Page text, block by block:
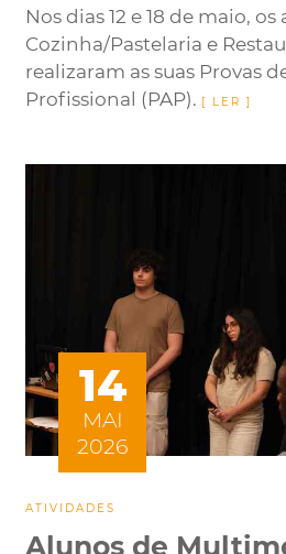
Nos dias 12 e 18 de maio,
Cozinha/Pastelaria e
realizaram as suas Provas
Profissional (PAP).
14
MAI
2026
ATIVIDADES
Alunos de